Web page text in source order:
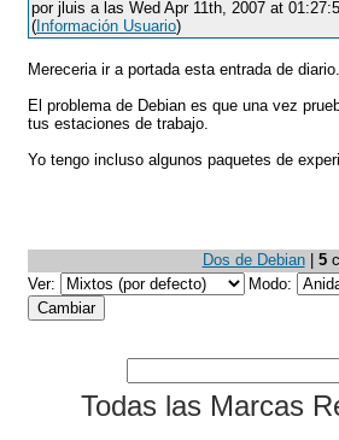
por jluis a las Wed Apr 11th, 2007 at
( Información Usuario)
Mereceria ir a portada esta entrada de diario.
El problema de Debian es que una vez
tus estaciones de trabajo.
Yo tengo incluso algunos paquetes de
Dos de Debian| 5
Ver:
Modo:
Todas las Marcas